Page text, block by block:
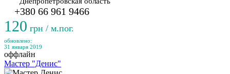
+380 66 961 9466
120 грн / м.пог.
обновлено:
31 января 2019
оффлайн
Мастер "Денис"